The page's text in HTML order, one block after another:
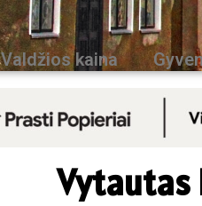
Valdžios kaina
Vytautas